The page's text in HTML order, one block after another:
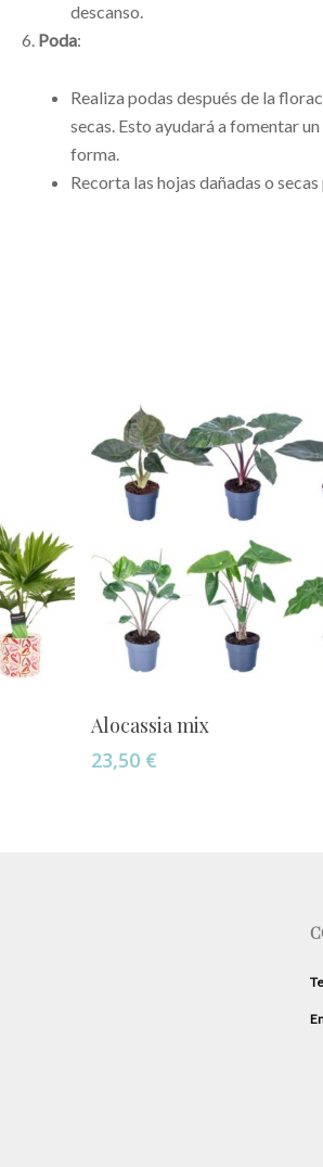
descanso.
Poda:
Realiza podas después de la
secas. Esto ayudará a fomentar
forma.
Recorta las hojas dañadas o
Añadir Al Carrito
Alocassia mix
23,50 €